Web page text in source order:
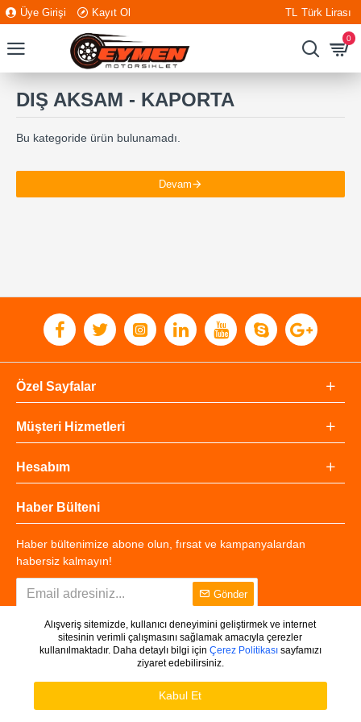
Üye Girişi Kayıt Ol TL Türk Lirası
0
DIŞ AKSAM - KAPORTA
Bu kategoride ürün bulunamadı.
Devam
Özel Sayfalar
Müşteri Hizmetleri
Hesabım
Haber Bülteni
Haber bültenimize abone olun, fırsat ve kampanyalardan
habersiz kalmayın!
Gönder
Copyright © 2025 - Tüm Hakları Saklıdır.
Alışveriş sitemizde, kullanıcı deneyimini geliştirmek ve internet
sitesinin verimli çalışmasını sağlamak amacıyla çerezler
kullanılmaktadır. Daha detaylı bilgi için Çerez Politikasısayfamızı
ziyaret edebilirsiniz.
Kabul Et
Ürünleri Filtrele